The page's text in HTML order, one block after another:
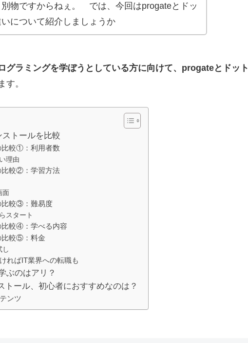
物ですからねぇ。 では、今回はprogateとドッ
について紹介しましょうか
グラミングを学ぼうとしている方に向けて、progateとドット
す。
トールを比較
比較①：利用者数
理由
比較②：学習方法
面
比較③：難易度
スタート
比較④：学べる内容
比較⑤：料金
し
ればIT業界への転職も
ぶのはアリ？
トール、初心者におすすめなのは？
ンツ